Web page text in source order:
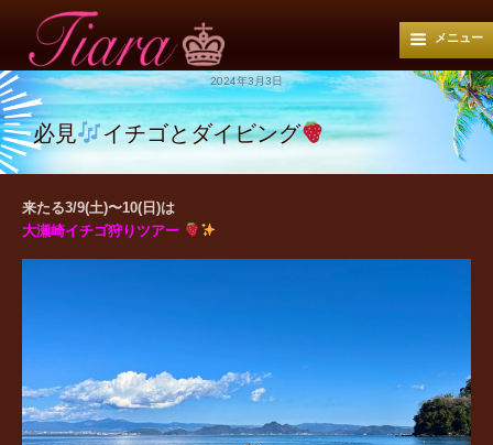
メニュー
2024年3月3日
必見 イチゴとダイビング
来たる3/9(土)〜10(日)は
大瀬崎イチゴ狩りツアー